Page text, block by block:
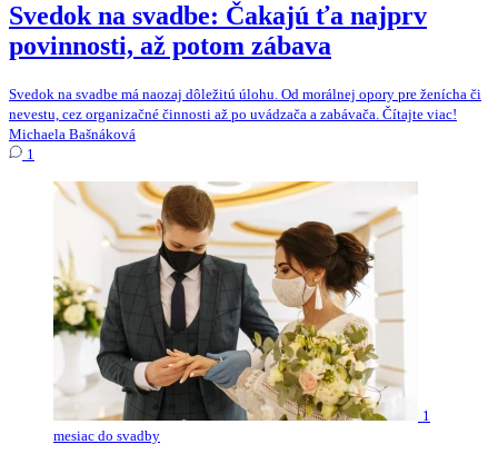
Svedok na svadbe: Čakajú ťa najprv
povinnosti, až potom zábava
Svedok na svadbe má naozaj dôležitú úlohu. Od morálnej opory pre ženícha či
nevestu, cez organizačné činnosti až po uvádzača a zabávača. Čítajte viac!
Michaela Bašnáková
1
1
mesiac do svadby